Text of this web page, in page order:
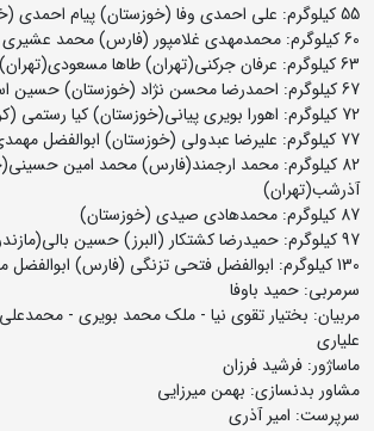
55 کیلوگرم: علی احمدی وفا (خوزستان) پیام احمدی (خوزستان)
60 کیلوگرم: محمدمهدی غلامپور (فارس) محمد عشیری (خوزستان)
63 کیلوگرم: عرفان جرکنی(تهران) طاها مسعودی(تهران)
67 کیلوگرم: احمدرضا محسن نژاد (خوزستان) حسین اسفندیاری (فارس)
72 کیلوگرم: اهورا بویری پیانی(خوزستان) کیا رستمی (کردستان)
77 کیلوگرم: علیرضا عبدولی (خوزستان) ابوالفضل مهمدی (خوزستان)
82 کیلوگرم: محمد ارجمند(فارس) محمد امین
آذرشب(تهران)
87 کیلوگرم: محمدهادی صیدی (خوزستان)
97 کیلوگرم: حمیدرضا کشتکار (البرز) حسین بالی(مازندران)
130 کیلوگرم: ابوالفضل فتحی تزنگی (فارس) ابوالفضل میرزاده(مازندران)
سرمربی: حمید باوفا
مربیان: بختیار تقوی نیا - ملک محمد بویری -
علیاری
ماساژور: فرشید فرزان
مشاور بدنسازی: بهمن میرزایی
سرپرست: امیر آذری